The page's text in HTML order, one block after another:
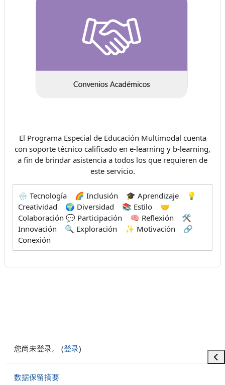
打
El Programa Especial de Educación Multimodal cuenta
con soporte técnico calificado en e-learning y b-learning,
a fin de brindar asistencia a todos los que requieren de
este servicio.
🌧️ Tecnología 🌈 Inclusión 🎓 Aprendizaje 💡
Creatividad 🌍 Diversidad 📚 Estilo 🤝
Colaboración 💬 Participación 🧠 Reflexión 🛠️
Innovación 🔍 Exploración ✨ Motivación 🔗
Conexión
您尚未登录。 (登录)
‎数据保留摘要‎